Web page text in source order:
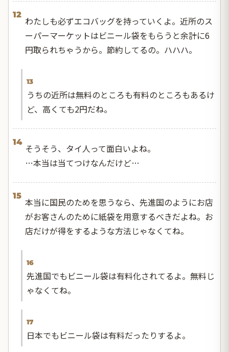
12
わたしも必ずエコバッグを持っていくよ。近所のス
ーパーマーケットはビニール袋をもらうと余計に6
円取られちゃうから。節約してるの。ハハハ。
13
うちの近所は無料のところも有料のところもあるけ
ど、高くても2円だね。
14
そうそう、タイ人って面白いよね。
…本当は当てつけなんだけど…
15
本当に国民のためを思うなら、先進国のようにお店
がお客さんのために紙袋を用意するべきだよね。お
店だけが得をするような方法じゃなくてね。
16
先進国でもビニール袋は有料化されてるよ。無料じ
ゃなくてね。
17
日本でもビニール袋は有料だったりするよ。